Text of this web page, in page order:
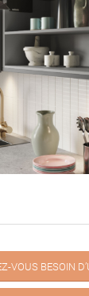
VOUS BESOIN